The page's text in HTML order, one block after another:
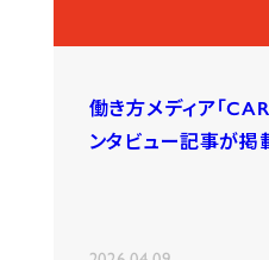
働き方メディア「
ンタビュー記事が掲